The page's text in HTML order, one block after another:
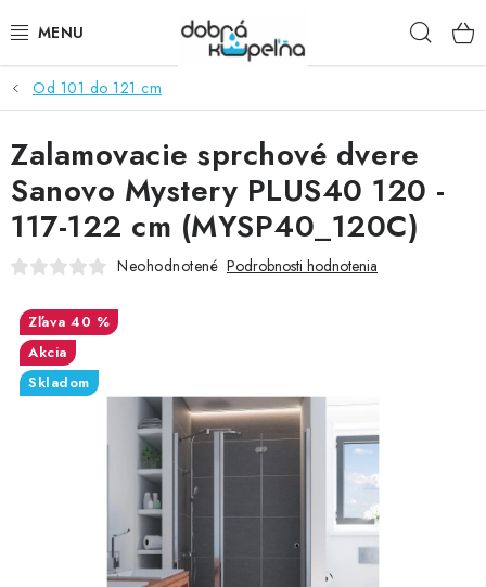
na
SPRCHOVÉ KÚTY
SPRCHOVÉ DVERE
BATÉRIE
VANE
KÚPEĽŇOVÝ NÁBYTOK
DOPLNKY
PRÍSLUŠENSTVO K SPRCHOVÝM KÚTOM A
NÁHRADNÉ DIELY
Od 101 do 121 cm
Zalamovacie sprchové dvere
Sanovo Mystery PLUS40 120 -
117-122 cm (MYSP40_120C)
Neohodnotené Podrobnosti hodnotenia
40 %
Akcia
Skladom